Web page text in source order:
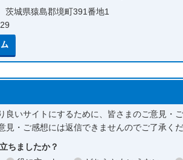
城県猿島郡境町391番地1
良いサイトにするために、皆さまのご意見・
見・ご感想には返信できませんのでご了承くだ
ちましたか？